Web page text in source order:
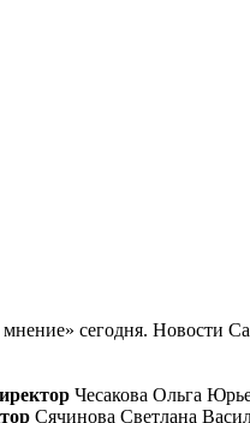
сегодня. Новости
Чесакова Ольга
Сячинова Светлана